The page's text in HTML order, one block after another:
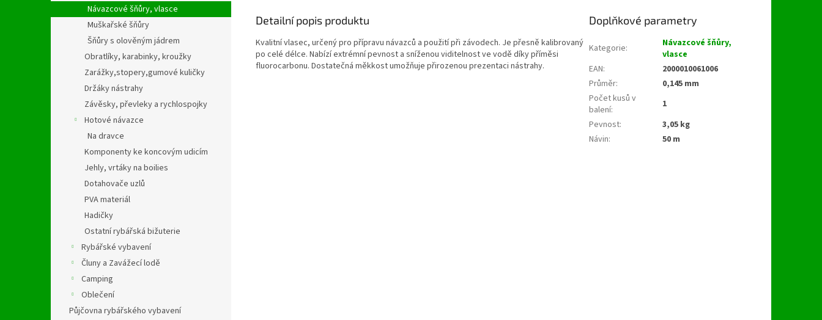
Návazcové šňůry, vlasce
Muškařské šňůry
Šňůry s olověným jádrem
Obratlíky, karabinky, kroužky
Zarážky,stopery,gumové kuličky
Držáky nástrahy
Závěsky, převleky a rychlospojky
Hotové návazce
Na dravce
Komponenty ke koncovým udicím
Jehly, vrtáky na boilies
Dotahovače uzlů
PVA materiál
Hadičky
Ostatní rybářská bižuterie
Rybářské vybavení
Čluny a Zavážecí lodě
Camping
Oblečení
Půjčovna rybářského vybavení
Detailní popis produktu
Kvalitní vlasec, určený pro přípravu návazců a použití při závodech. Je přesně kalibrovaný
po celé délce. Nabízí extrémní pevnost a sníženou viditelnost ve vodě díky příměsi
fluorocarbonu. Dostatečná měkkost umožňuje přirozenou prezentaci nástrahy.
Doplňkové parametry
Kategorie:
Návazcové šňůry,
vlasce
EAN:
2000010061006
Průměr:
0,145 mm
Počet kusů v
balení:
1
Pevnost:
3,05 kg
Návin: 50 m